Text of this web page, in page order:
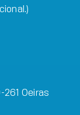
Oeiras